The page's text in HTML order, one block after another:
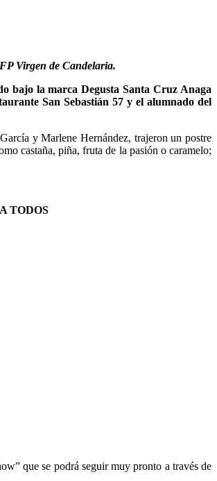
Virgen de Candelaria.
bajo la marca Degusta Santa Cruz Anaga
San Sebastián 57 y el alumnado del
y Marlene Hernández, trajeron un postre
castaña, piña, fruta de la pasión o caramelo;
TODOS
que se podrá seguir muy pronto a través de